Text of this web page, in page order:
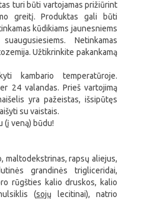
turi būti vartojamas prižiūrint
greitį. Produktas gali būti
kūdikiams jaunesniems
Netinkamas
Užtikrinkite pakankamą
kambario temperatūroje.
24 valandas. Prieš vartojimą
yra pažeistas, išsipūtęs
su vaistais.
(į veną) būdu!
maltodekstrinas, rapsų aliejus,
grandinės trigliceridai,
rūgšties kalio druskos, kalio
(sojų lecitinai), natrio